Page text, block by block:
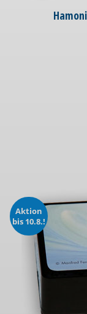
Aktion
bis 10.8.!